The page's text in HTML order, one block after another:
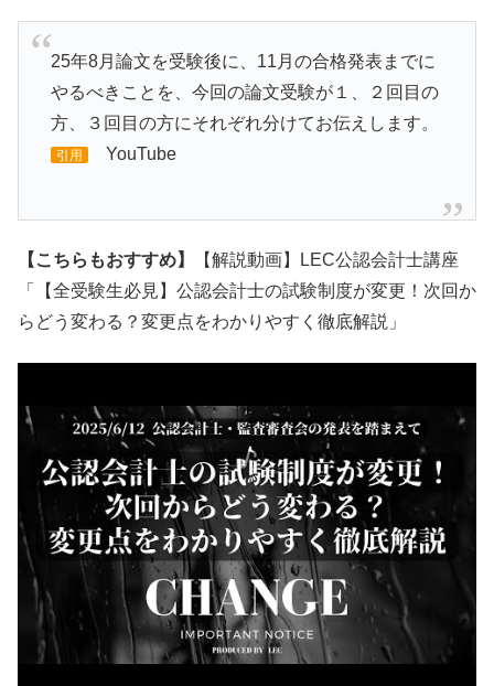
25年8月論文を受験後に、11月の合格発表までに
やるべきことを、今回の論文受験が１、２回目の
方、３回目の方にそれぞれ分けてお伝えします。
引用 YouTube
【こちらもおすすめ】
【解説動画】LEC公認会計士講座
「【全受験生必見】公認会計士の試験制度が変更！次回か
らどう変わる？変更点をわかりやすく徹底解説」